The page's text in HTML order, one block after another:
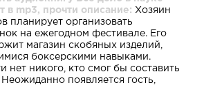
в mp3, прочти описание: Хозяин
планирует организовать
на ежегодном фестивале. Его
магазин скобяных изделий,
боксерскими навыками.
нет никого, кто смог бы составить
появляется гость,